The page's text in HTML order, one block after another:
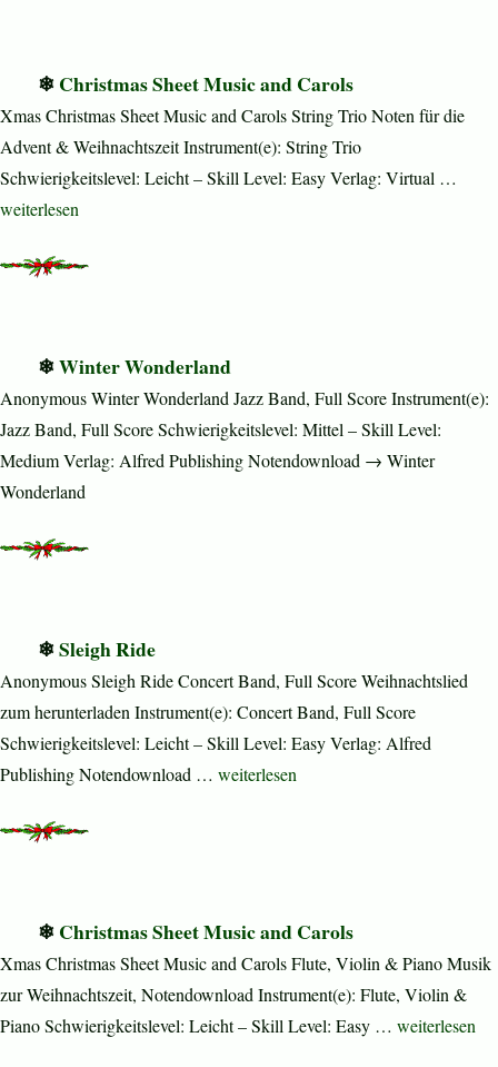
Christmas Sheet Music and Carols
Xmas Christmas Sheet Music and Carols String Trio Noten für die
Advent & Weihnachtszeit Instrument(e): String Trio
Schwierigkeitslevel: Leicht – Skill Level: Easy Verlag: Virtual …
„Christmas Sheet Music and Carols“
weiterlesen
Winter Wonderland
Anonymous Winter Wonderland Jazz Band, Full Score Instrument(e):
Jazz Band, Full Score Schwierigkeitslevel: Mittel – Skill Level:
Medium Verlag: Alfred Publishing Notendownload → Winter
Wonderland
Sleigh Ride
Anonymous Sleigh Ride Concert Band, Full Score Weihnachtslied
zum herunterladen Instrument(e): Concert Band, Full Score
Schwierigkeitslevel: Leicht – Skill Level: Easy Verlag: Alfred
Publishing Notendownload … „Sleigh Ride“
weiterlesen
Christmas Sheet Music and Carols
Xmas Christmas Sheet Music and Carols Flute, Violin & Piano Musik
zur Weihnachtszeit, Notendownload Instrument(e): Flute, Violin &
Piano Schwierigkeitslevel: Leicht – Skill Level: Easy … „Christmas
weiterlesen